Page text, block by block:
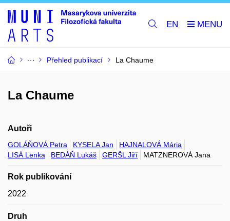
EN
Přehled publikací La Chaume
La Chaume
Autoři
GOLÁŇOVÁ Petra KYSELA Jan
HAJNALOVÁ Mária
LISÁ Lenka
BEDÁŇ Lukáš GERŠL Jiří MATZNEROVÁ Jana
Rok publikování
2022
Druh